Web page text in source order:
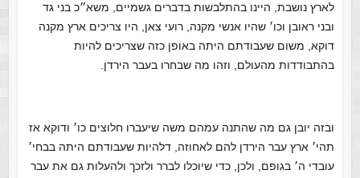
לארץ נושבת, היינו בהתלבשות בדברים גשמיים, משא״כ בני גד
ובני ראובן וכו׳ שהיו אנשי מקנה, רועי צאן, היו צריכים ארץ מקנה
דוקא, משום שעבודתם היתה באופן כזה שצריכים להיות
בהתבודדות מהעולם, וזהו מה שבחרו בעבר הירדן.
ובזה יובן גם מה שהתנה עמהם משה שיעברו חלוצים כו׳ ודוקא אז
תהי׳ ארץ עבר הירדן להם לאחוזה, דלהיות שעבודתם היתה בבחי׳
עובדי ה׳ בגופם, ולכן, כדי שיוכלו לברר ולזכך ולהעלות גם את עבר